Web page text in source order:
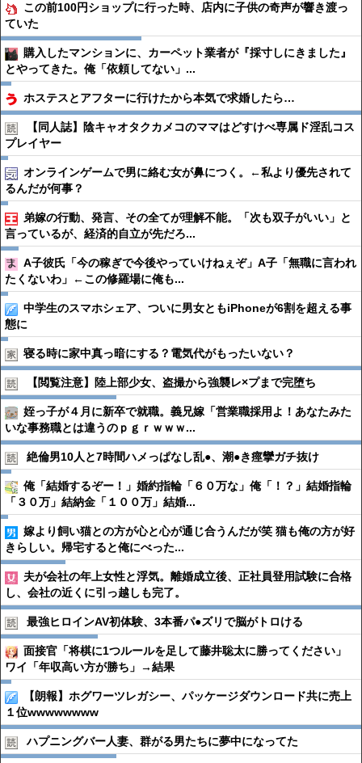
この前100円ショップに行った時、店内に子供の奇声が響き渡っ
ていた
購入したマンションに、カーペット業者が『採寸しにきました』
とやってきた。俺「依頼してない」...
ホステスとアフターに行けたから本気で求婚したら…
【同人誌】陰キャオタクカメコのママはどすけべ専属ド淫乱コス
プレイヤー
オンラインゲームで男に絡む女が鼻につく。←私より優先されて
るんだが何事？
弟嫁の行動、発言、その全てが理解不能。「次も双子がいい」と
言っているが、経済的自立が先だろ...
A子彼氏「今の稼ぎで今後やっていけねぇぞ」A子「無職に言われ
たくないわ」←この修羅場に俺も...
中学生のスマホシェア、ついに男女ともiPhoneが6割を超える事
態に
寝る時に家中真っ暗にする？電気代がもったいない？
【閲覧注意】陸上部少女、盗撮から強襲レ×プまで完堕ち
姪っ子が４月に新卒で就職。義兄嫁「営業職採用よ！あなたみた
いな事務職とは違うのｐｇｒｗｗｗ...
絶倫男10人と7時間ハメっぱなし乱●︎、潮●︎き痙攣ガチ抜け
俺「結婚するぞー！」婚約指輪「６０万な」俺「！？」結婚指輪
「３０万」結納金「１００万」結婚...
嫁より飼い猫との方が心と心が通じ合うんだが笑 猫も俺の方が好
きらしい。帰宅すると俺にべった...
夫が会社の年上女性と浮気。離婚成立後、正社員登用試験に合格
し、会社の近くに引っ越しも完了。
最強ヒロインAV初体験、3本番パ●︎ズリで脳がトロける
面接官「将棋に1つルールを足して藤井聡太に勝ってください」
ワイ「年収高い方が勝ち」→結果
【朗報】ホグワーツレガシー、パッケージダウンロード共に売上
１位wwwwwwww
ハプニングバー人妻、群がる男たちに夢中になってた